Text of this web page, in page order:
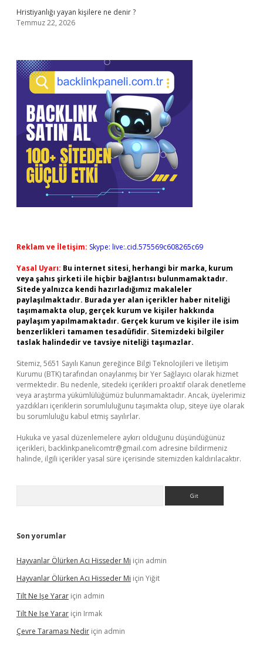
Hristiyanlığı yayan kişilere ne denir ?
Temmuz 22, 2026
Reklam ve İletişim: Skype: live:.cid.575569c608265c69
Yasal Uyarı: Bu internet sitesi, herhangi bir marka, kurum
veya şahıs şirketi ile hiçbir bağlantısı bulunmamaktadır.
Sitede yalnızca kendi hazırladığımız makaleler
paylaşılmaktadır. Burada yer alan içerikler haber niteliği
taşımamakta olup, gerçek kurum ve kişiler hakkında
paylaşım yapılmamaktadır. Gerçek kurum ve kişiler ile isim
benzerlikleri tamamen tesadüfidir. Sitemizdeki bilgiler
taslak halindedir ve tavsiye niteliği taşımazlar.
Sitemiz, 5651 Sayılı Kanun gereğince Bilgi Teknolojileri ve İletişim
Kurumu (BTK) tarafından onaylanmış bir Yer Sağlayıcı olarak hizmet
vermektedir. Bu nedenle, sitedeki içerikleri proaktif olarak denetleme
veya araştırma yükümlülüğümüz bulunmamaktadır. Ancak, üyelerimiz
yazdıkları içeriklerin sorumluluğunu taşımakta olup, siteye üye olarak
bu sorumluluğu kabul etmiş sayılırlar.
Hukuka ve yasal düzenlemelere aykırı olduğunu düşündüğünüz
içerikleri, backlinkpanelicomtr@gmail.com adresine bildirmeniz
halinde, ilgili içerikler yasal süre içerisinde sitemizden kaldırılacaktır.
Son yorumlar
Hayvanlar Ölürken Acı Hisseder Mi için admin
Hayvanlar Ölürken Acı Hisseder Mi için Yiğit
Tilt Ne Işe Yarar için admin
Tilt Ne Işe Yarar için Irmak
Çevre Taraması Nedir için admin